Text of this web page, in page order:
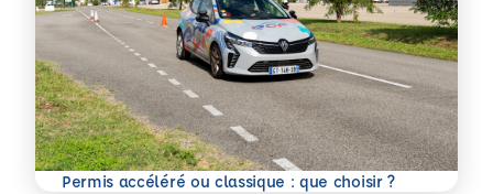
Permis accéléré ou classique : que choisir ?
En savoir plus